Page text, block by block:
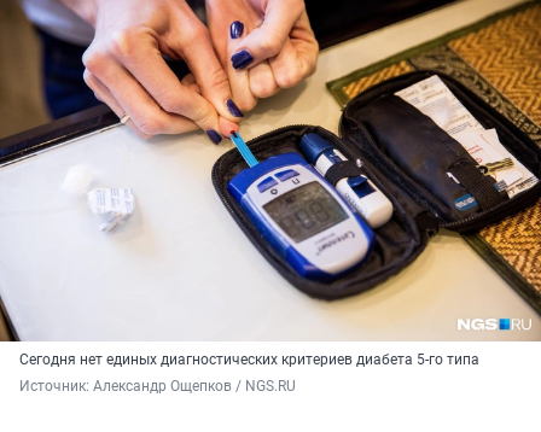
Сегодня нет единых диагностических критериев диабета 5-го типа
Источник: Александр Ощепков / NGS.RU